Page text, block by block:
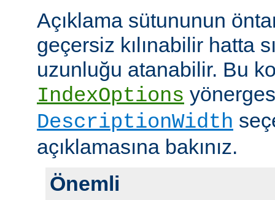
Açıklama sütununun
geçersiz kılınabilir hatta
uzunluğu atanabilir. Bu
IndexOptions
DescriptionWidth
açıklamasına bakınız.
Önemli